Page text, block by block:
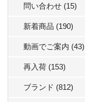
問い合わせ (15)
新着商品 (190)
動画でご案内 (43)
再入荷 (153)
ブランド (812)